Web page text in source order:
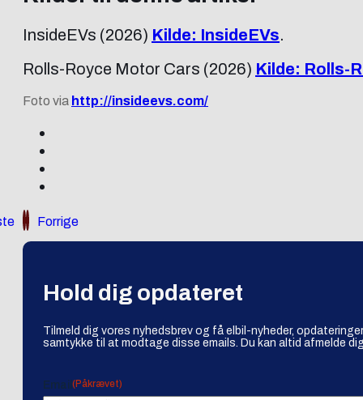
InsideEVs (2026) Kilde: InsideEVs.
Rolls-Royce Motor Cars (2026) Kilde: Rolls-
Foto via http://insideevs.com/
Forrige
Hold dig opdateret
Tilmeld dig vores nyhedsbrev og få elbil-nyheder,
samtykke til at modtage disse emails. Du kan altid afmelde
Email (Påkrævet)